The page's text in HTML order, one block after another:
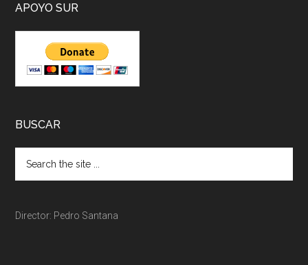
APOYO SUR
BUSCAR
Director: Pedro Santana